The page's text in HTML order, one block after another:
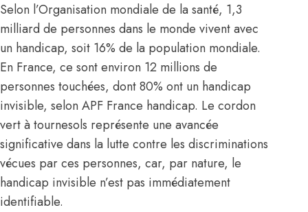
Selon l’Organisation mondiale de la santé, 1,3
milliard de personnes dans le monde vivent avec
un handicap, soit 16% de la population mondiale.
En France, ce sont environ 12 millions de
personnes touchées, dont 80% ont un handicap
invisible, selon APF France handicap. Le cordon
vert à tournesols représente une avancée
significative dans la lutte contre les discriminations
vécues par ces personnes, car, par nature, le
handicap invisible n’est pas immédiatement
identifiable.